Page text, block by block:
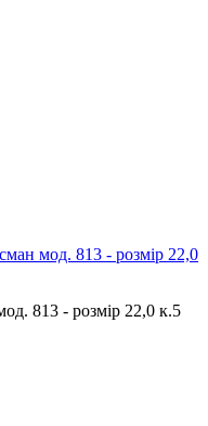
мод. 813 - розмір 22,0
813 - розмір 22,0 к.5